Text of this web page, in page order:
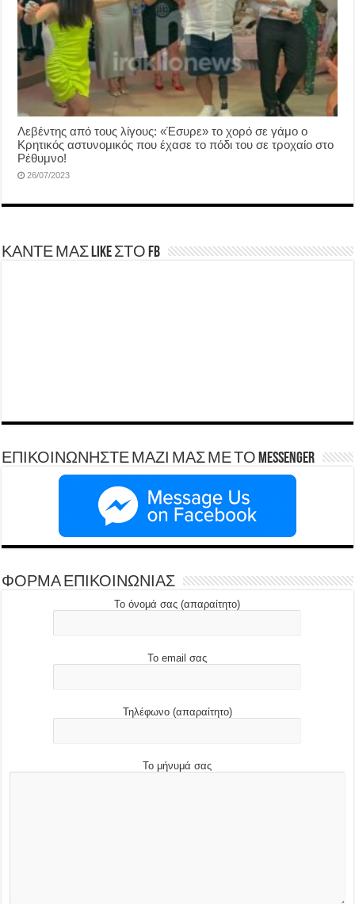
Λεβέντης από τους λίγους: «Έσυρε» το χορό σε γάμο ο
Κρητικός αστυνομικός που έχασε το πόδι του σε τροχαίο στο
Ρέθυμνο!
26/07/2023
ΚΑΝΤΕ ΜΑΣ LIKE ΣΤΟ FB
ΕΠΙΚΟΙΝΩΝΗΣΤΕ ΜΑΖΙ ΜΑΣ ΜΕ ΤΟ Messenger
ΦΟΡΜΑ ΕΠΙΚΟΙΝΩΝΙΑΣ
Το όνομά σας (απαραίτητο)
Το email σας
Τηλέφωνο (απαραίτητο)
Το μήνυμά σας